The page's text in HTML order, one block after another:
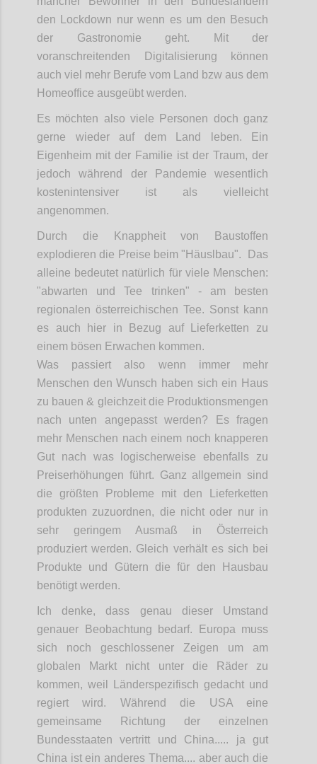
den Lockdown nur wenn es um den Besuch
der Gastronomie geht. Mit der
voranschreitenden Digitalisierung können
auch viel mehr Berufe vom Land bzw aus dem
Homeoffice ausgeübt werden.
Es möchten also viele Personen doch ganz
gerne wieder auf dem Land leben. Ein
Eigenheim mit der Familie ist der Traum, der
jedoch während der Pandemie wesentlich
kostenintensiver ist als vielleicht
angenommen.
Durch die Knappheit von Baustoffen
explodieren die Preise beim "Häuslbau". Das
alleine bedeutet natürlich für viele Menschen:
"abwarten und Tee trinken" - am besten
regionalen österreichischen Tee. Sonst kann
es auch hier in Bezug auf Lieferketten zu
einem bösen Erwachen kommen.
Was passiert also wenn immer mehr
Menschen den Wunsch haben sich ein Haus
zu bauen & gleichzeit die Produktionsmengen
nach unten angepasst werden? Es fragen
mehr Menschen nach einem noch knapperen
Gut nach was logischerweise ebenfalls zu
Preiserhöhungen führt. Ganz allgemein sind
die größten Probleme mit den Lieferketten
produkten zuzuordnen, die nicht oder nur in
sehr geringem Ausmaß in Österreich
produziert werden. Gleich verhält es sich bei
Produkte und Gütern die für den Hausbau
benötigt werden.
Ich denke, dass genau dieser Umstand
genauer Beobachtung bedarf. Europa muss
sich noch geschlossener Zeigen um am
globalen Markt nicht unter die Räder zu
kommen, weil Länderspezifisch gedacht und
regiert wird. Während die USA eine
gemeinsame Richtung der einzelnen
Bundesstaaten vertritt und China..... ja gut
China ist ein anderes Thema.... aber auch die